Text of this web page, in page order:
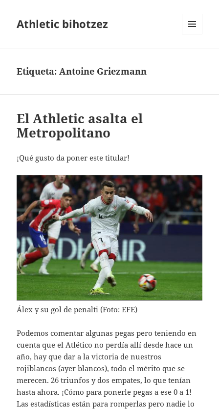
Athletic bihotzez
Etiqueta:Antoine Griezmann
El Athletic asalta el
Metropolitano
¡Qué gusto da poner este titular!
Álex y su gol de penalti (Foto: EFE)
Podemos comentar algunas pegas pero teniendo en
cuenta que el Atlético no perdía allí desde hace un
año, hay que dar a la victoria de nuestros
rojiblancos (ayer blancos), todo el mérito que se
merecen. 26 triunfos y dos empates, lo que tenían
hasta ahora. ¡Cómo para ponerle pegas a ese 0 a 1!
Las estadísticas están para romperlas pero nadie lo